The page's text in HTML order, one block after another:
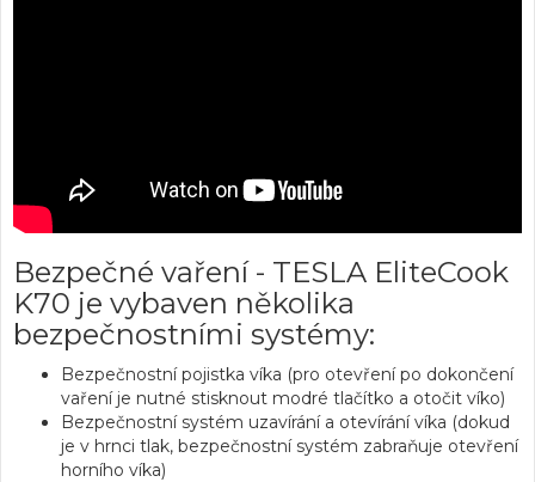
Bezpečné vaření - TESLA EliteCook
K70 je vybaven několika
bezpečnostními systémy:
Bezpečnostní pojistka víka (pro otevření po dokončení
vaření je nutné stisknout modré tlačítko a otočit víko)
Bezpečnostní systém uzavírání a otevírání víka (dokud
je v hrnci tlak, bezpečnostní systém zabraňuje otevření
horního víka)